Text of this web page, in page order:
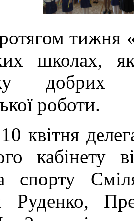
тижня
школах,
добрих
роботи.
делегація
кабінету
спорту
Руденко,